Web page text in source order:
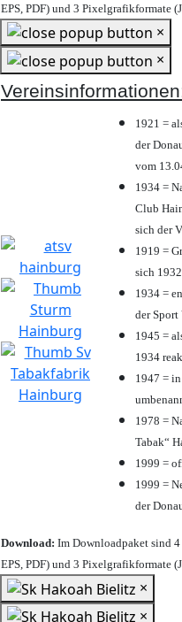
EPS, PDF) und 3 Pixelgrafikformate
×
×
1921 =
der
vom
1934 =
Club
sich der
1919 =
sich
1934 =
der Sport
1945 =
1934
1947 =
1978 =
Tabak“
1999 =
1999 =
der
Download: Im Downloadpaket sind
EPS, PDF) und 3 Pixelgrafikformate
×
×